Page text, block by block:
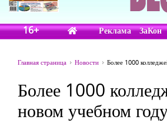
16+ Реклама ЗаКон
Главная страница Новости Более 1000
Более 1000
новом учебном